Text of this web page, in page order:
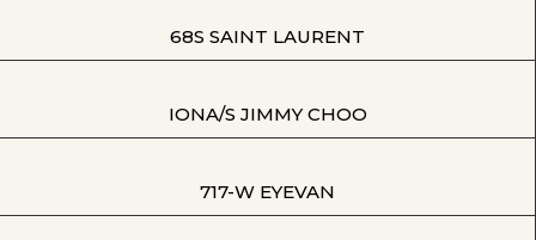
68S SAINT LAURENT
IONA/S JIMMY CHOO
717-W EYEVAN